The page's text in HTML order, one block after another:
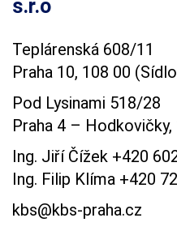
s.r.o
Teplárenská 608/11
Praha 10, 108 00
Pod Lysinami 518/28
Praha 4 –
Ing. Jiří Čížek +420
Ing. Filip Klíma +420
kbs@kbs-praha.cz